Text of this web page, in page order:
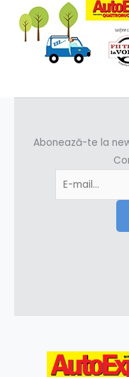
Abonează-te la